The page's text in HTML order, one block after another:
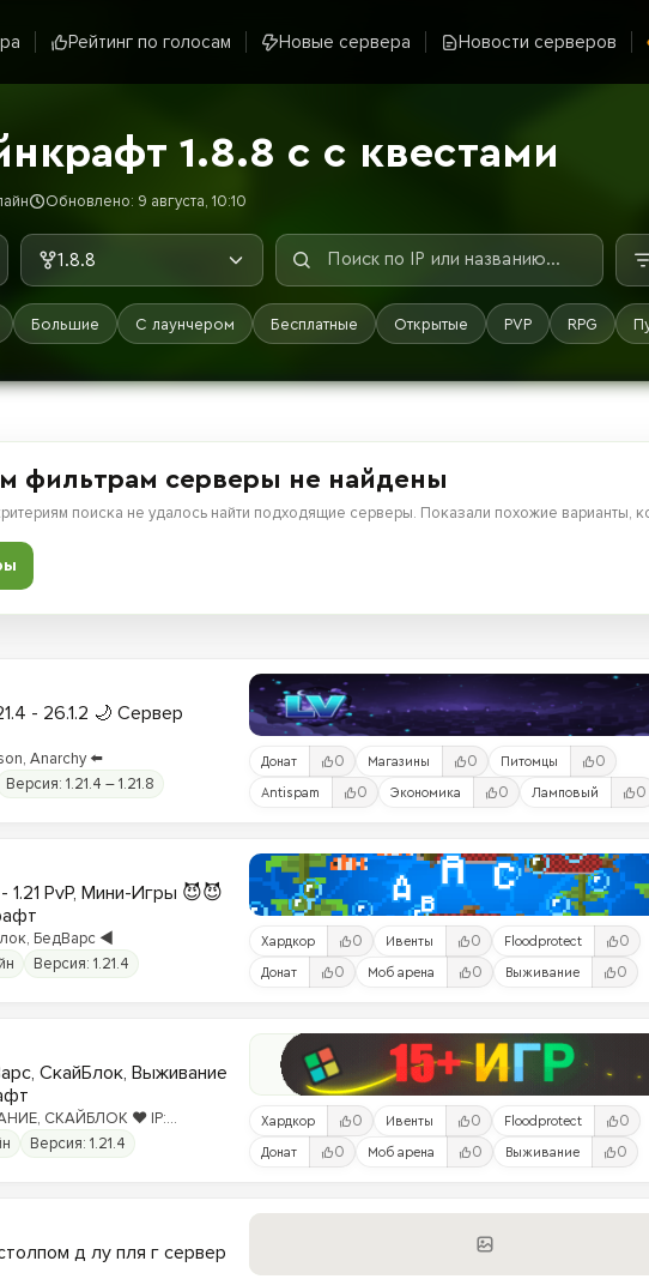
Рейтинг по голосам Новые сервера Новости серверов
1.8.8 с с квестами
Обновлено: 9 августа, 10:10
1.8.8
Большие С лаунчером Бесплатные Открытые PVP RPG
фильтрам серверы не найдены
поиска не удалось найти подходящие серверы. Показали похожие варианты,
- 26.1.2 🌙 Сервер
Anarchy ⬅️
Версия: 1.21.4 – 1.21.8
Донат 0 Магазины 0 Питомцы 0
Antispam 0 Экономика 0 Ламповый 0
1.21 PvP, Мини-Игры 😈😈
БедВарс ◀️
Версия: 1.21.4
Хардкор 0 Ивенты 0 Floodprotect 0
Донат 0 Моб арена 0 Выживание 0
СкайБлок, Выживание
СКАЙБЛОК ❤️ IP:
Версия: 1.21.4
Хардкор 0 Ивенты 0 Floodprotect 0
Донат 0 Моб арена 0 Выживание 0
д лу пля г сервер